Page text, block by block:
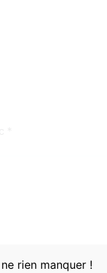
rien manquer !